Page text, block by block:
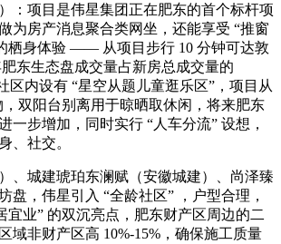
：项目是伟星集团正在肥东的首个标杆项
为房产消息聚合类网坐，还能享受 “推窗
栖身体验 —— 从项目步行 10 分钟可达敦
东生态盘成交量占新房总成交量的
区内设有 “星空从题儿童逛乐区”，项目从
，双阳台别离用于晾晒取休闲，将来肥东
一步增加，同时实行 “人车分流” 设想，
、社交。
城建琥珀东澜赋（安徽城建）、尚泽臻
盘，伟星引入 “全龄社区” ，户型合理，
宜业” 的双沉亮点，肥东财产区周边的二
域非财产区高 10%-15%，确保施工质量